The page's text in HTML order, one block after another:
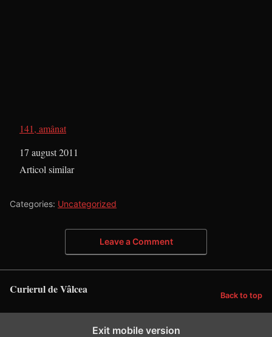
141, amânat
Dată
17 august 2011
În legătură cu
Articol similar
Categories: Uncategorized
Leave a Comment
Curierul de Vâlcea Back to top
Exit mobile version